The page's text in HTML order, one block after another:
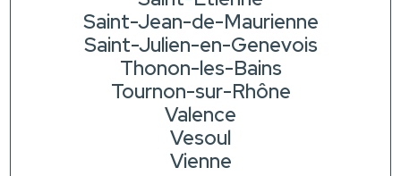
Saint-Jean-de-Maurienne
Saint-Julien-en-Genevois
Thonon-les-Bains
Tournon-sur-Rhône
Valence
Vesoul
Vienne